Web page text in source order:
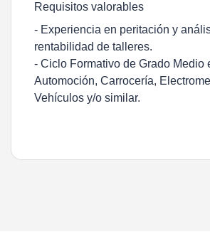
Requisitos valorables
- Experiencia en peritación y
rentabilidad de talleres.
- Ciclo Formativo de Grado Medio
Automoción, Carrocería,
Vehículos y/o similar.